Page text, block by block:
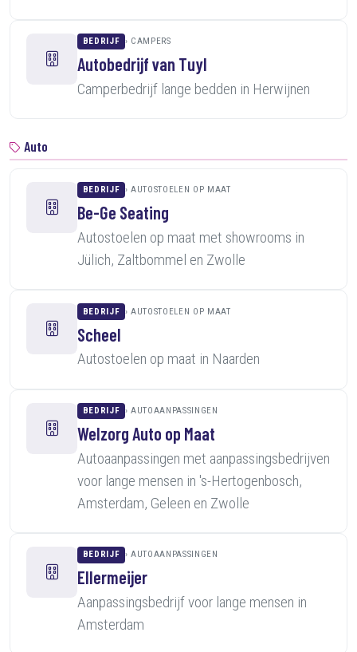
BEDRIJF CAMPERS
Autobedrijf van Tuyl
Camperbedrijf lange bedden in Herwijnen
Auto
BEDRIJF AUTOSTOELEN OP MAAT
Be-Ge Seating
Autostoelen op maat met showrooms in
Jülich, Zaltbommel en Zwolle
BEDRIJF AUTOSTOELEN OP MAAT
Scheel
Autostoelen op maat in Naarden
BEDRIJF AUTOAANPASSINGEN
Welzorg Auto op Maat
Autoaanpassingen met aanpassingsbedrijven
voor lange mensen in 's-Hertogenbosch,
Amsterdam, Geleen en Zwolle
BEDRIJF AUTOAANPASSINGEN
Ellermeijer
Aanpassingsbedrijf voor lange mensen in
Amsterdam